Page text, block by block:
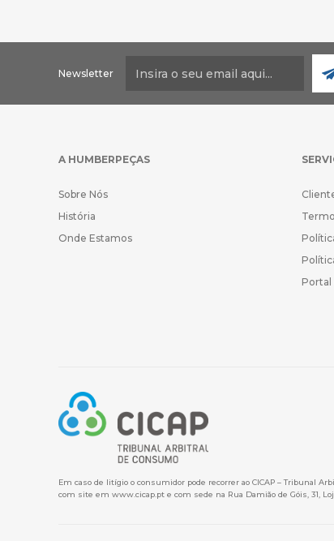
Newsletter
A HUMBERPEÇAS
Sobre Nós
História
Onde Estamos
Portal
Em caso de litígio o consumidor pode recorrer ao CICAP – Tribunal
com site em www.cicap.pt e com sede na Rua Damião de Góis, 31,